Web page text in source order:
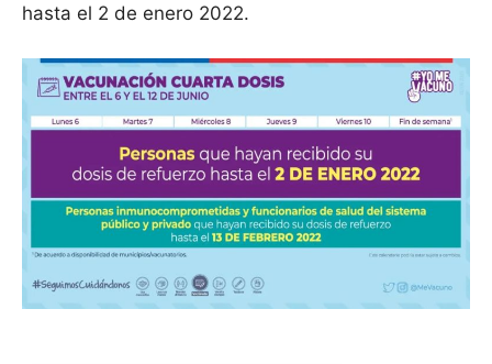
hasta el 2 de enero 2022.